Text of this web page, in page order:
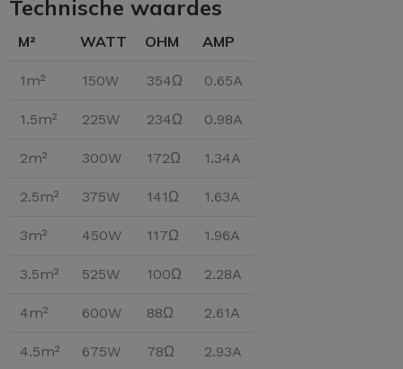
Technische waardes
M² WATT OHM AMP
1m² 150W 354Ω 0.65A
1.5m² 225W 234Ω 0.98A
2m² 300W 172Ω 1.34A
2.5m² 375W 141Ω 1.63A
3m² 450W 117Ω 1.96A
3.5m² 525W 100Ω 2.28A
4m² 600W 88Ω 2.61A
4.5m² 675W 78Ω 2.93A